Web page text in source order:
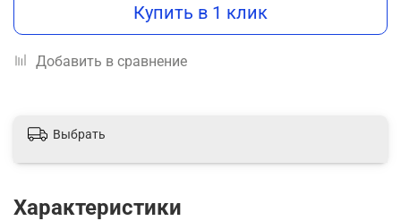
Купить в 1 клик
Добавить в сравнение
Выбрать
Характеристики